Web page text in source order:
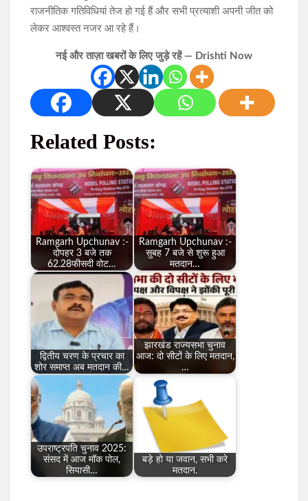
राजनीतिक गतिविधियां तेज हो गई हैं और सभी प्रत्याशी अपनी जीत को
लेकर आश्वस्त नजर आ रहे हैं।
नई और ताज़ा खबरों के लिए जुड़े रहें — Drishti Now
Related Posts:
Ramgarh Upchunav :-
दोपहर 3 बजे तक
62.28फीसदी वोट…
Ramgarh Upchunav :-
सुबह 7 बजे से शुरू हुआ
मतदान…
द्वितीय चरण के प्रचार का
शोर समाप्त अब मतदान की…
झारखंड राज्यसभा चुनाव
आज: दो सीटों के लिए मतदान,
…
उपराष्ट्रपति चुनाव 2025:
संसद में आज मॉक पोल,
सियासी…
बड़े हो या जवान, सभी करे
मतदान.